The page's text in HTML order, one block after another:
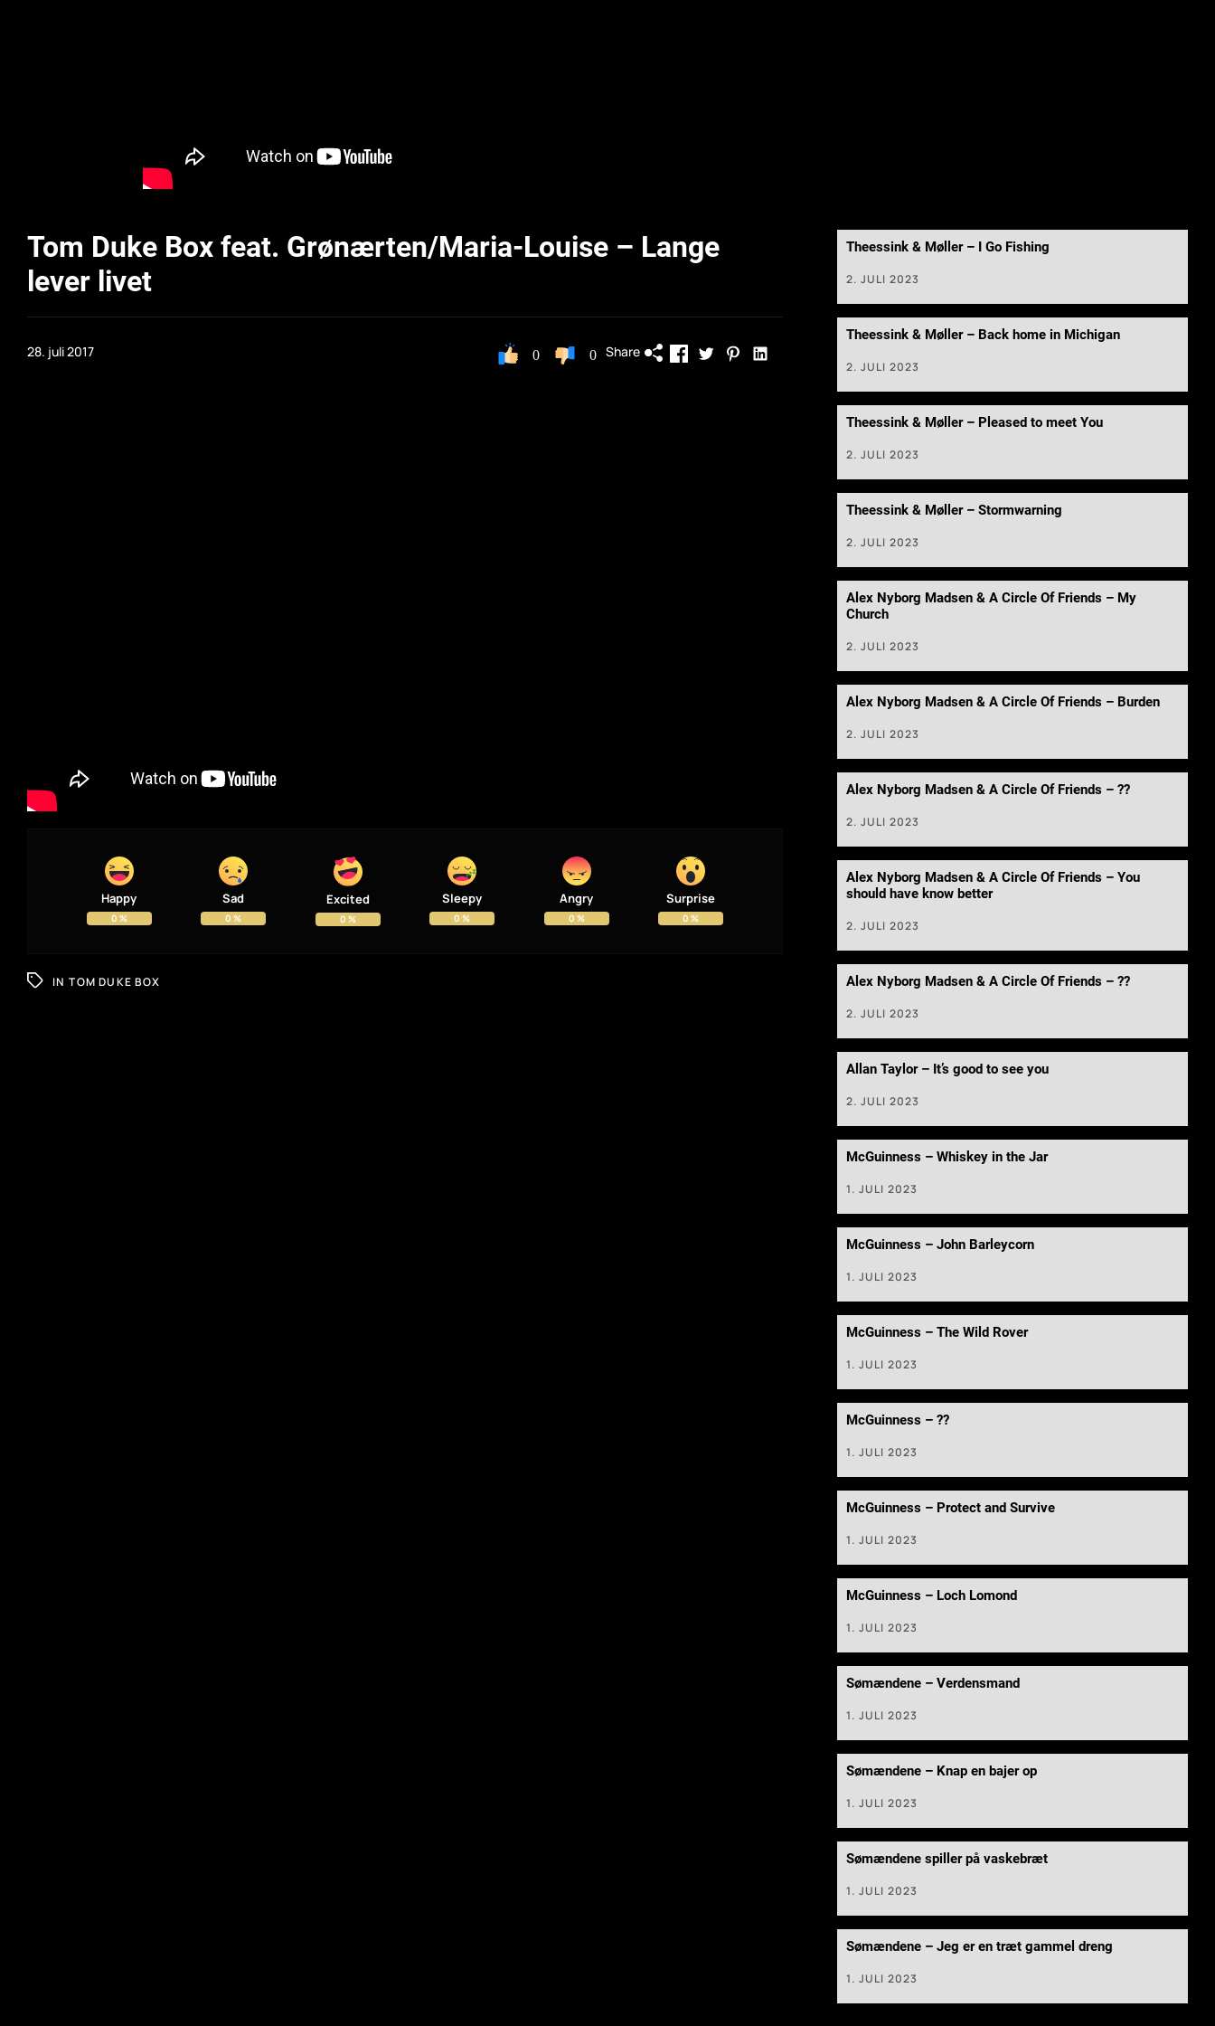
Tom Duke Box feat. Grønærten/Maria-Louise – Lange
lever livet
28. juli 2017 0 0 Share
Happy
0 %
Sad
0 %
Excited
0 %
Sleepy
0 %
Angry
0 %
Surprise
0 %
IN TOM DUKE BOX
Theessink & Møller – I Go Fishing
2. JULI 2023
Theessink & Møller – Back home in Michigan
2. JULI 2023
Theessink & Møller – Pleased to meet You
2. JULI 2023
Theessink & Møller – Stormwarning
2. JULI 2023
Alex Nyborg Madsen & A Circle Of Friends – My
Church
2. JULI 2023
Alex Nyborg Madsen & A Circle Of Friends – Burden
2. JULI 2023
Alex Nyborg Madsen & A Circle Of Friends – ??
2. JULI 2023
Alex Nyborg Madsen & A Circle Of Friends – You
should have know better
2. JULI 2023
Alex Nyborg Madsen & A Circle Of Friends – ??
2. JULI 2023
Allan Taylor – It’s good to see you
2. JULI 2023
McGuinness – Whiskey in the Jar
1. JULI 2023
McGuinness – John Barleycorn
1. JULI 2023
McGuinness – The Wild Rover
1. JULI 2023
McGuinness – ??
1. JULI 2023
McGuinness – Protect and Survive
1. JULI 2023
McGuinness – Loch Lomond
1. JULI 2023
Sømændene – Verdensmand
1. JULI 2023
Sømændene – Knap en bajer op
1. JULI 2023
Sømændene spiller på vaskebræt
1. JULI 2023
Sømændene – Jeg er en træt gammel dreng
1. JULI 2023